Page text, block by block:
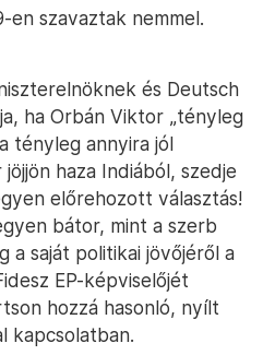
szavaztak nemmel.
és Deutsch
ha Orbán Viktor „tényleg
tényleg annyira jól
haza Indiából, szedje
előrehozott választás!
bátor, mint a szerb
a saját politikai jövőjéről a
EP-képviselőjét
hozzá hasonló, nyílt
kapcsolatban.